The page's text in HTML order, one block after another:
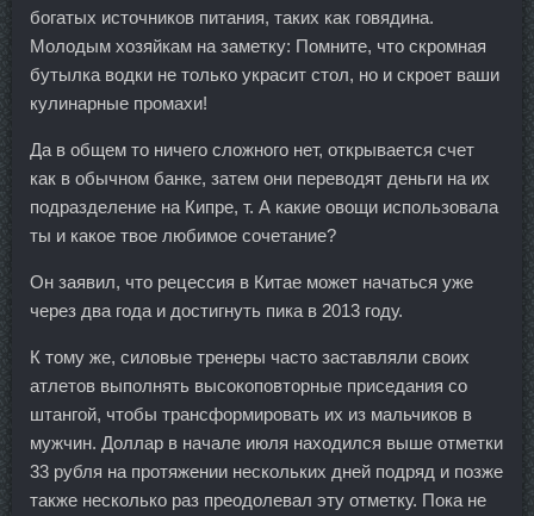
богатых источников питания, таких как говядина.
Молодым хозяйкам на заметку: Помните, что скромная
бутылка водки не только украсит стол, но и скроет ваши
кулинарные промахи!
Да в общем то ничего сложного нет, открывается счет
как в обычном банке, затем они переводят деньги на их
подразделение на Кипре, т. А какие овощи использовала
ты и какое твое любимое сочетание?
Он заявил, что рецессия в Китае может начаться уже
через два года и достигнуть пика в 2013 году.
К тому же, силовые тренеры часто заставляли своих
атлетов выполнять высокоповторные приседания со
штангой, чтобы трансформировать их из мальчиков в
мужчин. Доллар в начале июля находился выше отметки
33 рубля на протяжении нескольких дней подряд и позже
также несколько раз преодолевал эту отметку. Пока не